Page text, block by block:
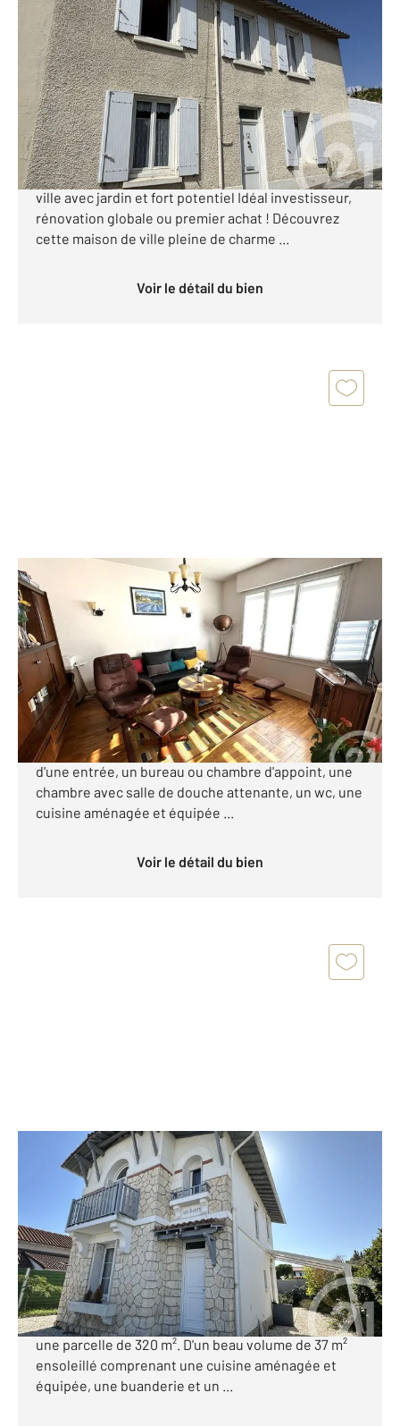
ROYAN 17
81 m2, 4 pièces
Ref : 8994
Maison à vendre
212 000 €
Royan - Cœur de Ville 500 M de la plage. Century 21
Grand Large, vous propose en exclusivité. Maison de
ville avec jardin et fort potentiel Idéal investisseur,
rénovation globale ou premier achat ! Découvrez
cette maison de ville pleine de charme ...
Voir le détail du bien
ROYAN 17
162 m
, 7 pièces
Ref : 8834
Maison à vendre
533 000 €
ROYAN CENTRE - VILLE Tout à pied - maison de ville
exposée Est/Ouest composée au rez de chaussée,
d'une entrée, un bureau ou chambre d'appoint, une
chambre avec salle de douche attenante, un wc, une
cuisine aménagée et équipée ...
Voir le détail du bien
ROYAN 17
102,19 m2, 6 pièces
Ref : 8993
Maison à vendre
499 500 €
ROYAN QUARTIER DU PARC. Century 21 Grand Large
vous propose, une maison des années 30 édifiée sur
une parcelle de 320 m². D'un beau volume de 37 m²
ensoleillé comprenant une cuisine aménagée et
équipée, une buanderie et un ...